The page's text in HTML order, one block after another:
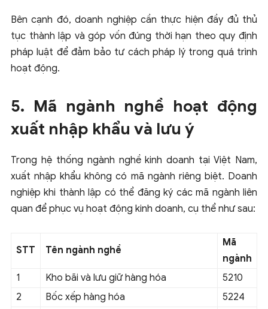
Bên cạnh đó, doanh nghiệp cần thực hiệnđầy đủ thủ
tục thành lập và góp vốn đúng thời hạn theo quy định
pháp luật để đảm bảo tư cách pháp lý trong quá trình
hoạt động.
5. Mã ngành nghề hoạt động
xuất nhập khẩu và lưu ý
Trong hệ thống ngành nghề kinh doanh tại Việt Nam,
xuất nhập khẩu không có mã ngành riêng biệt. Doanh
nghiệp khi thành lập có thể đăng ký các mã ngành liên
quan để phục vụ hoạt động kinh doanh, cụ thể như sau:
STT Tên ngành nghề
Mã
ngành
1
Kho bãi và lưu giữ hàng hóa
5210
2
Bốc xếp hàng hóa 5224